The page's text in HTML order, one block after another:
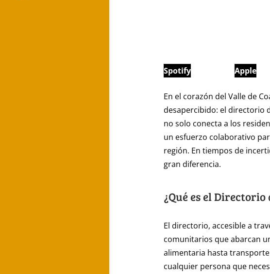
Spotify Apple
En el corazón del Valle de
desapercibido: el directorio
no solo conecta a los
un esfuerzo colaborativo
región. En tiempos de
gran diferencia.
¿Qué es el Directorio
El directorio, accesible a
comunitarios que abarcan
alimentaria hasta
cualquier persona que